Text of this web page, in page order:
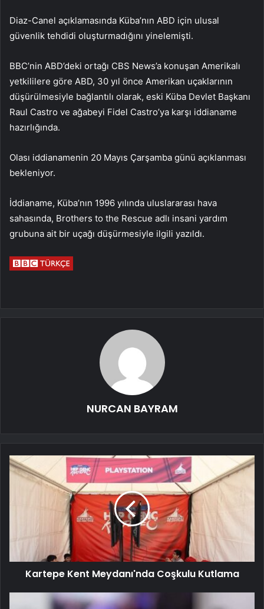
Diaz-Canel açıklamasında Küba’nın ABD için ulusal
güvenlik tehdidi oluşturmadığını yinelemişti.
BBC’nin ABD’deki ortağı CBS News’a konuşan Amerikalı
yetkililere göre ABD, 30 yıl önce Amerikan uçaklarının
düşürülmesiyle bağlantılı olarak, eski Küba Devlet Başkanı
Raul Castro ve ağabeyi Fidel Castro’ya karşı iddianame
hazırlığında.
Olası iddianamenin 20 Mayıs Çarşamba günü açıklanması
bekleniyor.
İddianame, Küba’nın 1996 yılında uluslararası hava
sahasında, Brothers to the Rescue adlı insani yardım
grubuna ait bir uçağı düşürmesiyle ilgili yazıldı.
NURCAN BAYRAM
Kartepe Kent Meydanı'nda Coşkulu Kutlama